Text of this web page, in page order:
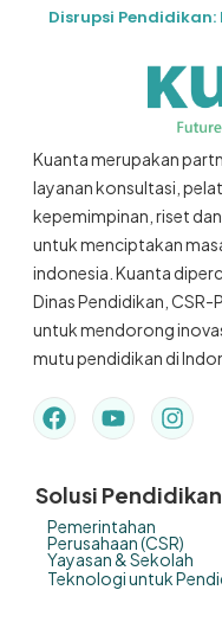
Kuanta merupakan
layanan konsultasi,
kepemimpinan, riset
untuk menciptakan
indonesia. Kuanta
Dinas Pendidikan, CSR-
untuk mendorong
mutu pendidikan di
Solusi Pendidikan
Pemerintahan
Perusahaan (CSR)
Yayasan & Sekolah
Teknologi untuk